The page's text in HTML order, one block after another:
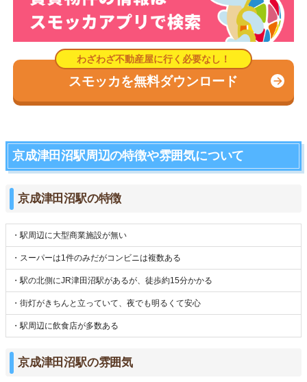
スモッカを無料ダウンロード
京成津田沼駅周辺の特徴や雰囲気について
京成津田沼駅の特徴
・駅周辺に大型商業施設が無い
・スーパーは1件のみだがコンビニは複数ある
・駅の北側にJR津田沼駅があるが、徒歩約15分かかる
・街灯がきちんと立っていて、夜でも明るくて安心
・駅周辺に飲食店が多数ある
京成津田沼駅の雰囲気